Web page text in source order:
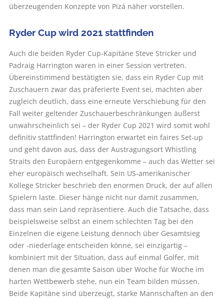
überzeugenden Konzepte von Pizá näher vorstellen.
Ryder Cup wird 2021 stattfinden
Auch die beiden Ryder Cup-Kapitäne Steve Stricker und
Padraig Harrington waren in einer Session vertreten.
Übereinstimmend bestätigten sie, dass ein Ryder Cup mit
Zuschauern zwar das präferierte Event sei, machten aber
zugleich deutlich, dass eine erneute Verschiebung für den
Fall weiter geltender Zuschauerbeschränkungen äußerst
unwahrscheinlich sei – der Ryder Cup 2021 wird somit wohl
definitiv stattfinden! Harrington erwartet ein faires Set-up
und geht davon aus, dass der Austragungsort Whistling
Straits den Europäern entgegenkomme – auch das Wetter sei
eher europäisch wechselhaft. Sein US-amerikanischer
Kollege Stricker beschrieb den enormen Druck, der auf allen
Spielern laste. Dieser hänge nicht nur damit zusammen,
dass man sein Land repräsentiere. Auch die Tatsache, dass
beispielsweise selbst an einem schlechten Tag bei den
Einzelnen die eigene Leistung dennoch über Gesamtsieg
oder -niederlage entscheiden könne, sei einzigartig –
kombiniert mit der Situation, dass auf einmal Golfer, mit
denen man die gesamte Saison über Woche für Woche im
harten Wettbewerb stehe, nun ein Team bilden müssen.
Beide Kapitäne sind überzeugt, starke Mannschaften an den